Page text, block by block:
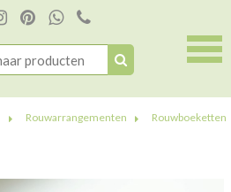
Rouwarrangementen Rouwboeketten